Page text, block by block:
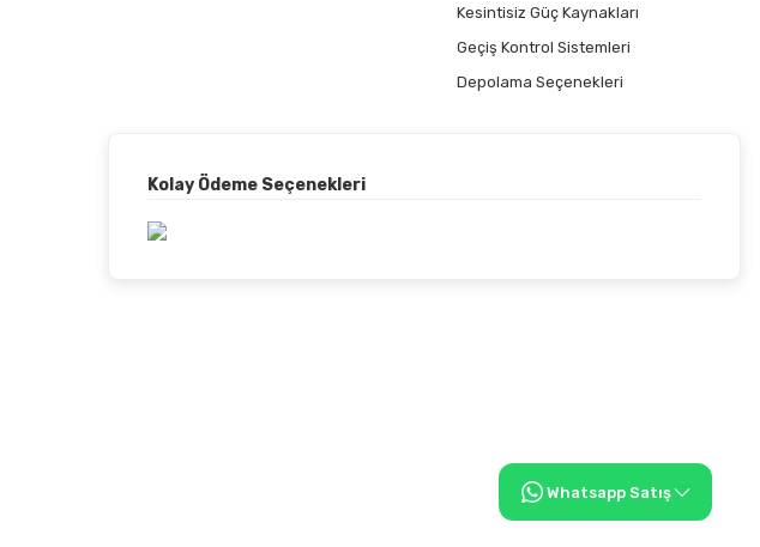
Kesintisiz Güç Kaynakları
Geçiş Kontrol Sistemleri
Depolama Seçenekleri
Kolay Ödeme Seçenekleri
Whatsapp Satış